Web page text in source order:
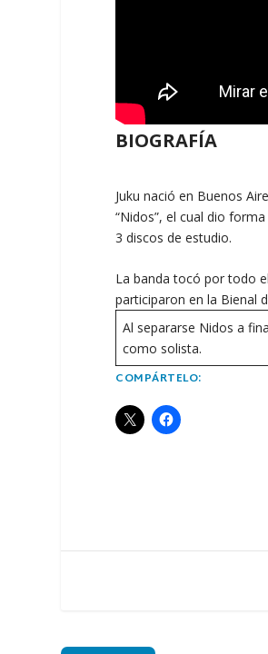
BIOGRAFÍA
Juku nació en Buenos
“Nidos”, el cual dio
3 discos de estudio.
La banda tocó por todo
participaron en la Bienal
Al separarse Nidos a
como solista.
COMPÁRTELO: